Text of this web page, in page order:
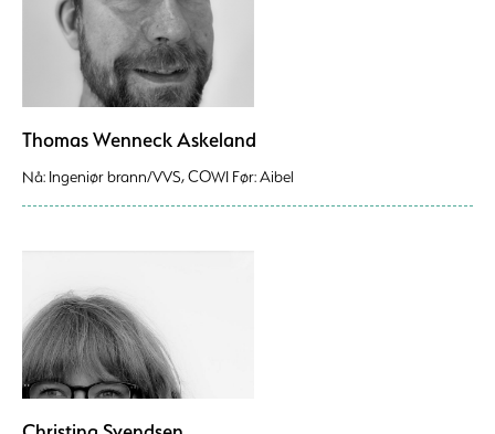
Thomas Wenneck Askeland
Nå: Ingeniør brann/VVS, COWI Før: Aibel